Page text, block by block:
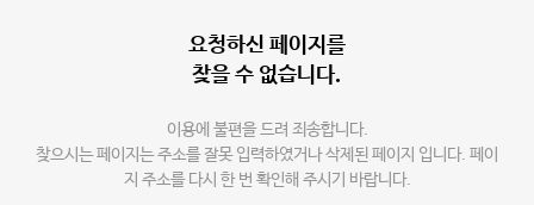
요청하신 페이지를
찾을 수 없습니다.
이용에 불편을 드려 죄송합니다.
찾으시는 페이지는 주소를 잘못 입력하였거나 삭제된 페이지 입니다. 페이
지 주소를 다시 한 번 확인해 주시기 바랍니다.